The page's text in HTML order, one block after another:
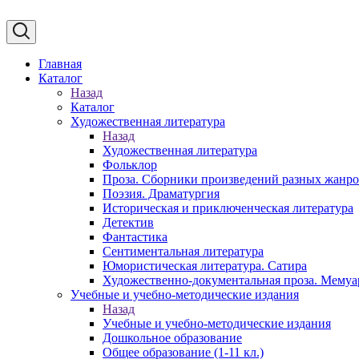
Главная
Каталог
Назад
Каталог
Художественная литература
Назад
Художественная литература
Фольклор
Проза. Сборники произведений разных
Поэзия. Драматургия
Историческая и приключенческая литература
Детектив
Фантастика
Сентиментальная литература
Юмористическая литература. Сатира
Художественно-документальная проза.
Учебные и учебно-методические издания
Назад
Учебные и учебно-методические издания
Дошкольное образование
Общее образование (1-11 кл.)